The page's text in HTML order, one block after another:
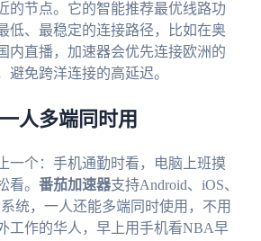
的节点。它的智能推荐最优线路功
低、最稳定的连接路径，比如在奥
内直播，加速器会优先连接欧洲的
避免跨洋连接的高延迟。
人多端同时用
一个：手机通勤时看，电脑上班摸
看。 番茄加速器支持Android、iOS、
统，一人还能多端同时使用，不用
工作的华人，早上用手机看NBA早